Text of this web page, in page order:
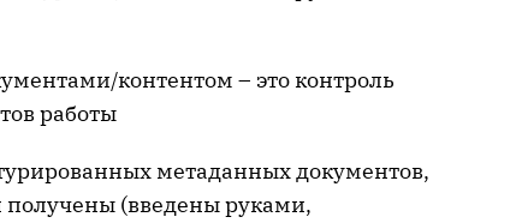
контентом – это контроль
работы
метаданных документов,
получены (введены руками,